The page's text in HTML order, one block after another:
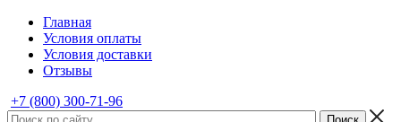
Главная
Условия оплаты
Условия доставки
Отзывы
+7 (800) 300-71-96